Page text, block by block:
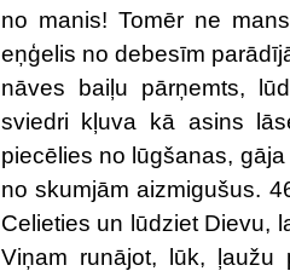
no manis! Tomēr ne
eņģelis no debesīm
nāves baiļu pārņemts,
sviedri kļuva kā asins
piecēlies no lūgšanas,
no skumjām aizmigušus.
Celieties un lūdziet Dievu,
Viņam runājot, lūk, ļaužu